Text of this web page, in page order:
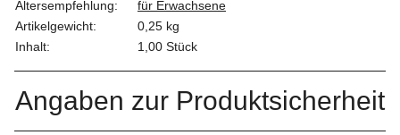
Altersempfehlung:
für Erwachsene
Artikelgewicht:
0,25 kg
Inhalt:
1,00 Stück
Angaben zur Produktsicherheit